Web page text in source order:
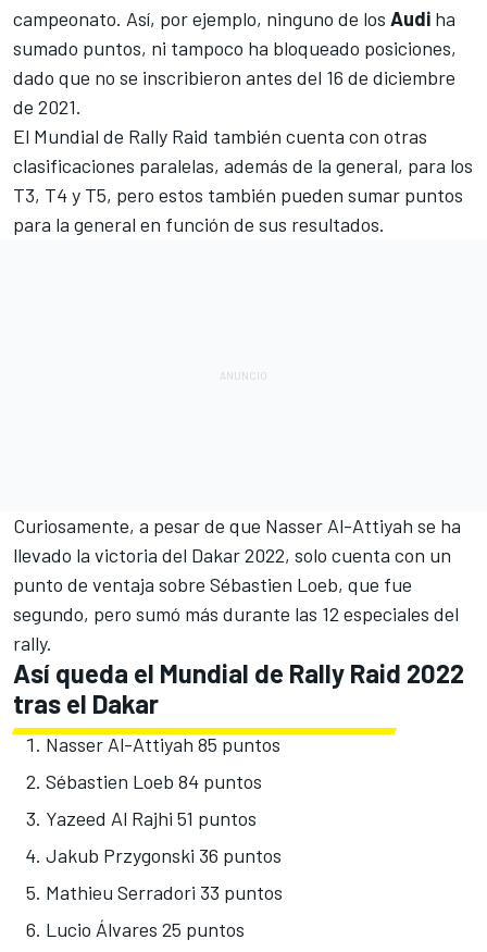
campeonato. Así, por ejemplo, ninguno de los Audi ha
sumado puntos, ni tampoco ha bloqueado posiciones,
dado que no se inscribieron antes del 16 de diciembre
de 2021.
El Mundial de Rally Raid también cuenta con otras
clasificaciones paralelas, además de la general, para los
T3, T4 y T5, pero estos también pueden sumar puntos
para la general en función de sus resultados.
Curiosamente, a pesar de que Nasser Al-Attiyah se ha
llevado la victoria del Dakar 2022, solo cuenta con un
punto de ventaja sobre Sébastien Loeb, que fue
segundo, pero sumó más durante las 12 especiales del
rally.
Así queda el Mundial de Rally Raid 2022
tras el Dakar
Nasser Al-Attiyah 85 puntos
Sébastien Loeb 84 puntos
Yazeed Al Rajhi 51 puntos
Jakub Przygonski 36 puntos
Mathieu Serradori 33 puntos
Lucio Álvares 25 puntos